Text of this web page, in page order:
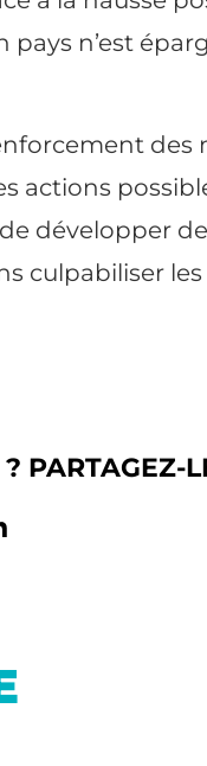
pays n’est
des
actions
développer
culpabiliser
PARTAGEZ-